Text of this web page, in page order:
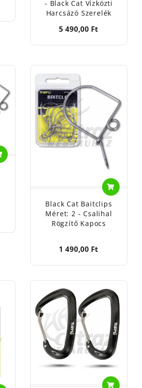
- Black Cat Vízközti
Harcsázó Szerelék
5 490,00 Ft
Black Cat Baitclips
Méret: 2 - Csalihal
Rögzítő Kapocs
1 490,00 Ft